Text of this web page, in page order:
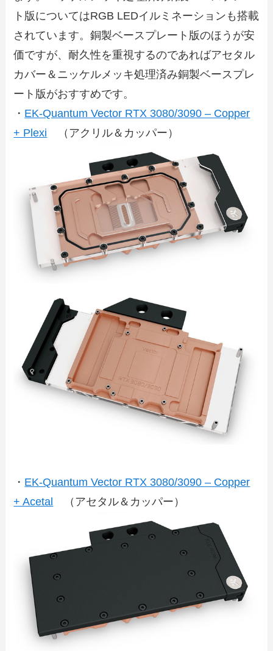
ト版についてはRGB LEDイルミネーションも搭載
されています。銅製ベースプレート版のほうが安
価ですが、耐久性を重視するのであればアセタル
カバー＆ニッケルメッキ処理済み銅製ベースプレ
ート版がおすすめです。
・ EK-Quantum Vector RTX 3080/3090 – Copper
+ Plexi （アクリル＆カッパー）
・ EK-Quantum Vector RTX 3080/3090 – Copper
+ Acetal （アセタル＆カッパー）